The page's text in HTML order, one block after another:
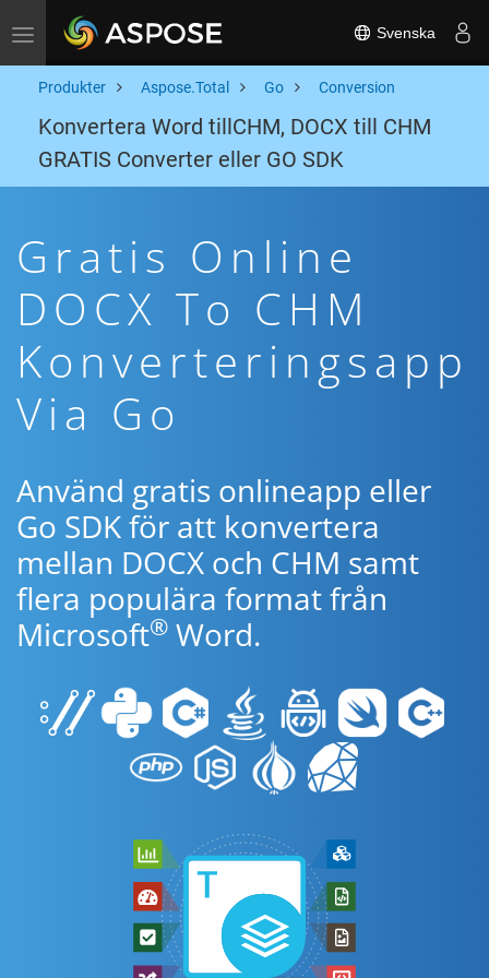
Toggle navigation Svenska
Produkter Aspose.Total Go Conversion
Konvertera Word tillCHM, DOCX till CHM
GRATIS Converter eller GO SDK
Gratis Online
DOCX To CHM
Konverteringsapp
Via Go
Använd gratis onlineapp eller
Go SDK för att konvertera
mellan DOCX och CHM samt
flera populära format från
Microsoft® Word.